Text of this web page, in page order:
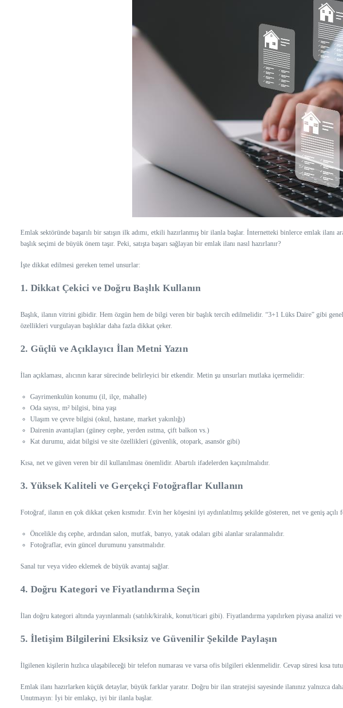
Emlak sektöründe başarılı bir satışın ilk adımı, etkili hazırlanmış bir ilanla başlar. İnternetteki binlerce emlak
başlık seçimi de büyük önem taşır. Peki, satışta başarı sağlayan bir emlak ilanı nasıl hazırlanır?
İşte dikkat edilmesi gereken temel unsurlar:
1. Dikkat Çekici ve Doğru Başlık Kullanın
Başlık, ilanın vitrini gibidir. Hem özgün hem de bilgi veren bir başlık tercih edilmelidir. “3+1 Lüks Daire” gibi
özellikleri vurgulayan başlıklar daha fazla dikkat çeker.
2. Güçlü ve Açıklayıcı İlan Metni Yazın
İlan açıklaması, alıcının karar sürecinde belirleyici bir etkendir. Metin şu unsurları mutlaka içermelidir:
Gayrimenkulün konumu (il, ilçe, mahalle)
Oda sayısı, m² bilgisi, bina yaşı
Ulaşım ve çevre bilgisi (okul, hastane, market yakınlığı)
Dairenin avantajları (güney cephe, yerden ısıtma, çift balkon vs.)
Kat durumu, aidat bilgisi ve site özellikleri (güvenlik, otopark, asansör gibi)
Kısa, net ve güven veren bir dil kullanılması önemlidir. Abartılı ifadelerden kaçınılmalıdır.
3. Yüksek Kaliteli ve Gerçekçi Fotoğraflar Kullanın
Fotoğraf, ilanın en çok dikkat çeken kısmıdır. Evin her köşesini iyi aydınlatılmış şekilde gösteren, net ve geniş
Öncelikle dış cephe, ardından salon, mutfak, banyo, yatak odaları gibi alanlar sıralanmalıdır.
Fotoğraflar, evin güncel durumunu yansıtmalıdır.
Sanal tur veya video eklemek de büyük avantaj sağlar.
4. Doğru Kategori ve Fiyatlandırma Seçin
İlan doğru kategori altında yayınlanmalı (satılık/kiralık, konut/ticari gibi). Fiyatlandırma yapılırken piyasa
5. İletişim Bilgilerini Eksiksiz ve Güvenilir Şekilde Paylaşın
İlgilenen kişilerin hızlıca ulaşabileceği bir telefon numarası ve varsa ofis bilgileri eklenmelidir. Cevap süresi kısa
Emlak ilanı hazırlarken küçük detaylar, büyük farklar yaratır. Doğru bir ilan stratejisi sayesinde ilanınız yalnızca
Unutmayın: İyi bir emlakçı, iyi bir ilanla başlar.